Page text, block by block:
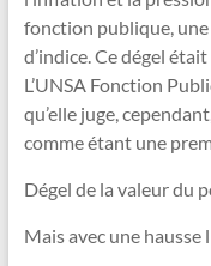
fonction publique, une
d’indice. Ce dégel
L’UNSA Fonction
qu’elle juge,
comme étant une
Dégel de la valeur du
Mais avec une hausse